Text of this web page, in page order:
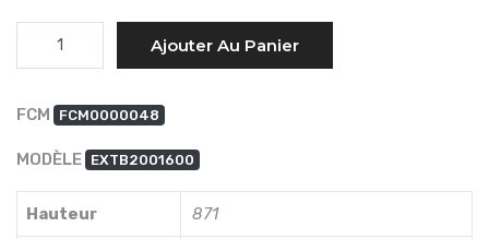
Quantité
Ajouter Au Panier
FCM FCM0000048
MODÈLE EXTB2001600
Hauteur 871